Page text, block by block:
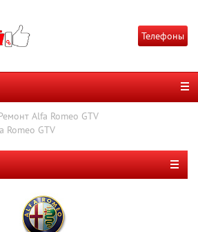
Телефоны
Alfa Romeo GTV
Romeo GTV